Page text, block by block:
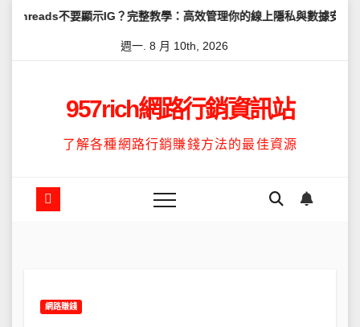
IG？完整教學：高效管理你的線上隱私與數據安全 怎麼讓
週一. 8 月 10th, 2026
957rich網路行銷資訊站
了解各種網路行銷賺錢方法的最佳資源
網路賺錢